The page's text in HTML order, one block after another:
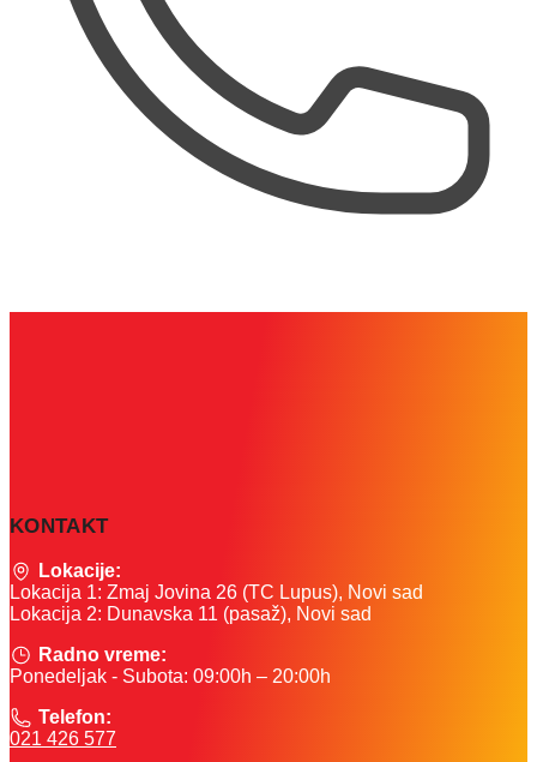
KONTAKT
Lokacije:
Lokacija 1: Zmaj Jovina 26 (TC Lupus), Novi sad
Lokacija 2: Dunavska 11 (pasaž), Novi sad
Radno vreme:
Ponedeljak - Subota: 09:00h – 20:00h
Telefon:
021 426 577